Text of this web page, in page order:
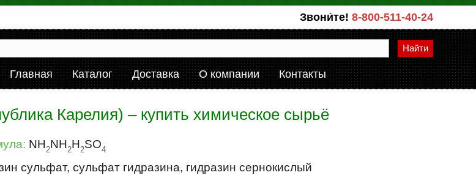
Звони́те! 8-800-511-40-24
Найти
Главная Каталог Доставка О компании Контакты
Карелия) – купить химическое сырьё
NH2NH2H2SO4
сульфат, сульфат гидразина, гидразин сернокислый